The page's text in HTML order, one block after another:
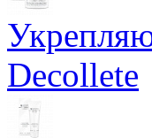
Decollete